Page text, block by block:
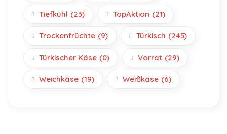
Tiefkühl (23) TopAktion (21)
Trockenfrüchte (9) Türkisch (245)
Türkischer Käse (0) Vorrat (29)
Weichkäse (19) Weißkäse (6)